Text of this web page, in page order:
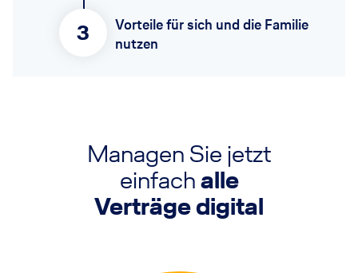
3
Vorteile für sich und die Familie
nutzen
Managen Sie jetzt
einfachalle
Verträge digital